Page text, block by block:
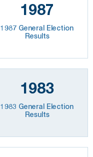
1987
1987 General Election
Results
1983
1983 General Election
Results